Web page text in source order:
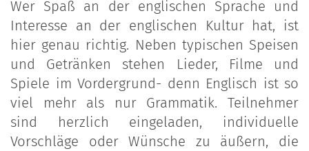
Wer Spaß an der englischen Sprache und
Interesse an der englischen Kultur hat, ist
hier genau richtig. Neben typischen Speisen
und Getränken stehen Lieder, Filme und
Spiele im Vordergrund- denn Englisch ist so
viel mehr als nur Grammatik. Teilnehmer
sind herzlich eingeladen, individuelle
Vorschläge oder Wünsche zu äußern, die